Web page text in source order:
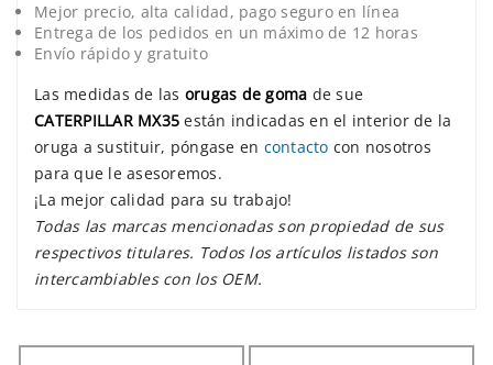
Mejor precio, alta calidad, pago seguro en línea
Entrega de los pedidos en un máximo de 12 horas
Envío rápido y gratuito
Las medidas de las orugas de goma de sue
CATERPILLAR MX35 están indicadas en el interior de la
oruga a sustituir, póngase en contacto con nosotros
para que le asesoremos.
¡La mejor calidad para su trabajo!
Todas las marcas mencionadas son propiedad de sus
respectivos titulares. Todos los artículos listados son
intercambiables con los OEM.